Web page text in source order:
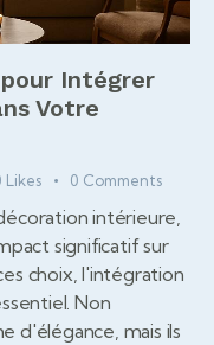
Intégrer
Votre
Likes 0 Comments
intérieure,
significatif sur
choix, l'intégration
Non
d'élégance, mais ils